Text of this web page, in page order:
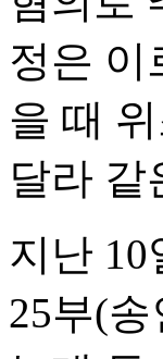
정은 이
을 때
달라 같
지난
25부(